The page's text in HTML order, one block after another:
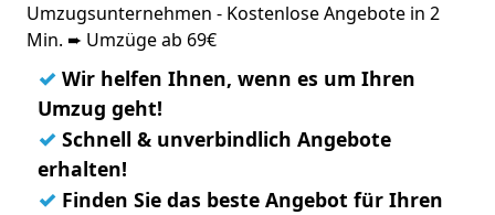
Umzugsunternehmen - Kostenlose Angebote in 2
Min. ➨ Umzüge ab 69€
✓ Wir helfen Ihnen, wenn es um Ihren
Umzug geht!
✓ Schnell & unverbindlich Angebote
erhalten!
✓ Finden Sie das beste Angebot für Ihren